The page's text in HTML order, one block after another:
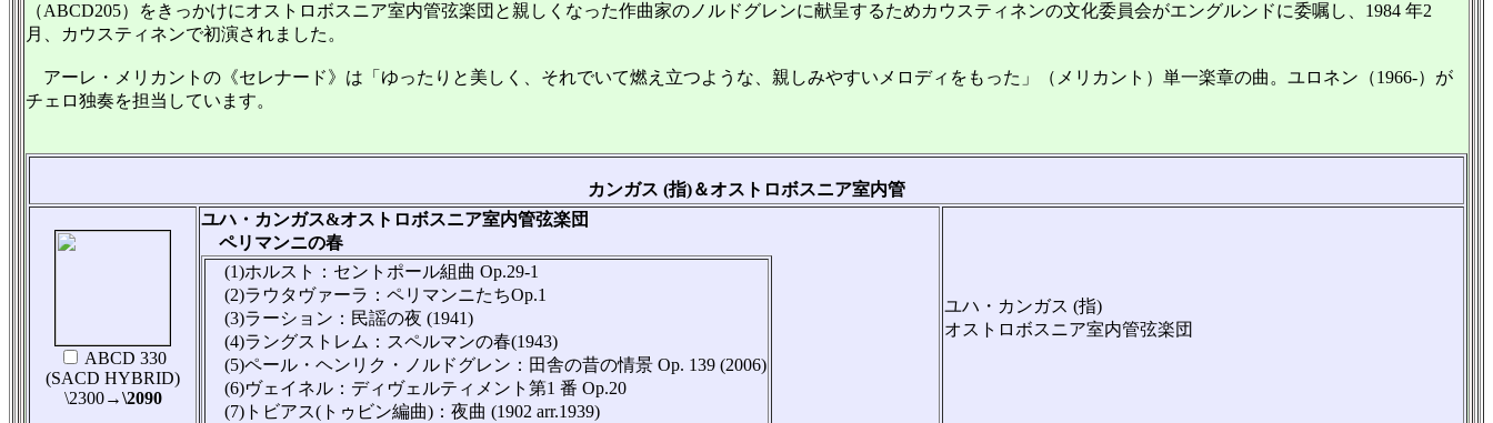
（ABCD205）をきっかけにオストロボスニア室内管弦楽団と親しくなった作曲家のノルドグレンに献呈するためカウスティネンの文化委員会がエングルンドに委嘱し、1984 年2
月、カウスティネンで初演されました。
アーレ・メリカントの《セレナード》は「ゆったりと美しく、それでいて燃え立つような、親しみやすいメロディをもった」（メリカント）単一楽章の曲。ユロネン（1966-）が
チェロ独奏を担当しています。
カンガス (指)＆オストロボスニア室内管
ABCD 330
(SACD HYBRID)
\2300→\2090
ユハ・カンガス&オストロボスニア室内管弦楽団
ペリマンニの春
(1)ホルスト：セントポール組曲 Op.29-1
(2)ラウタヴァーラ：ペリマンニたちOp.1
(3)ラーション：民謡の夜 (1941)
(4)ラングストレム：スペルマンの春(1943)
(5)ペール・ヘンリク・ノルドグレン：田舎の昔の情景 Op. 139 (2006)
(6)ヴェイネル：ディヴェルティメント第1 番 Op.20
(7)トビアス(トゥビン編曲)：夜曲 (1902 arr.1939)
ユハ・カンガス (指)
オストロボスニア室内管弦楽団